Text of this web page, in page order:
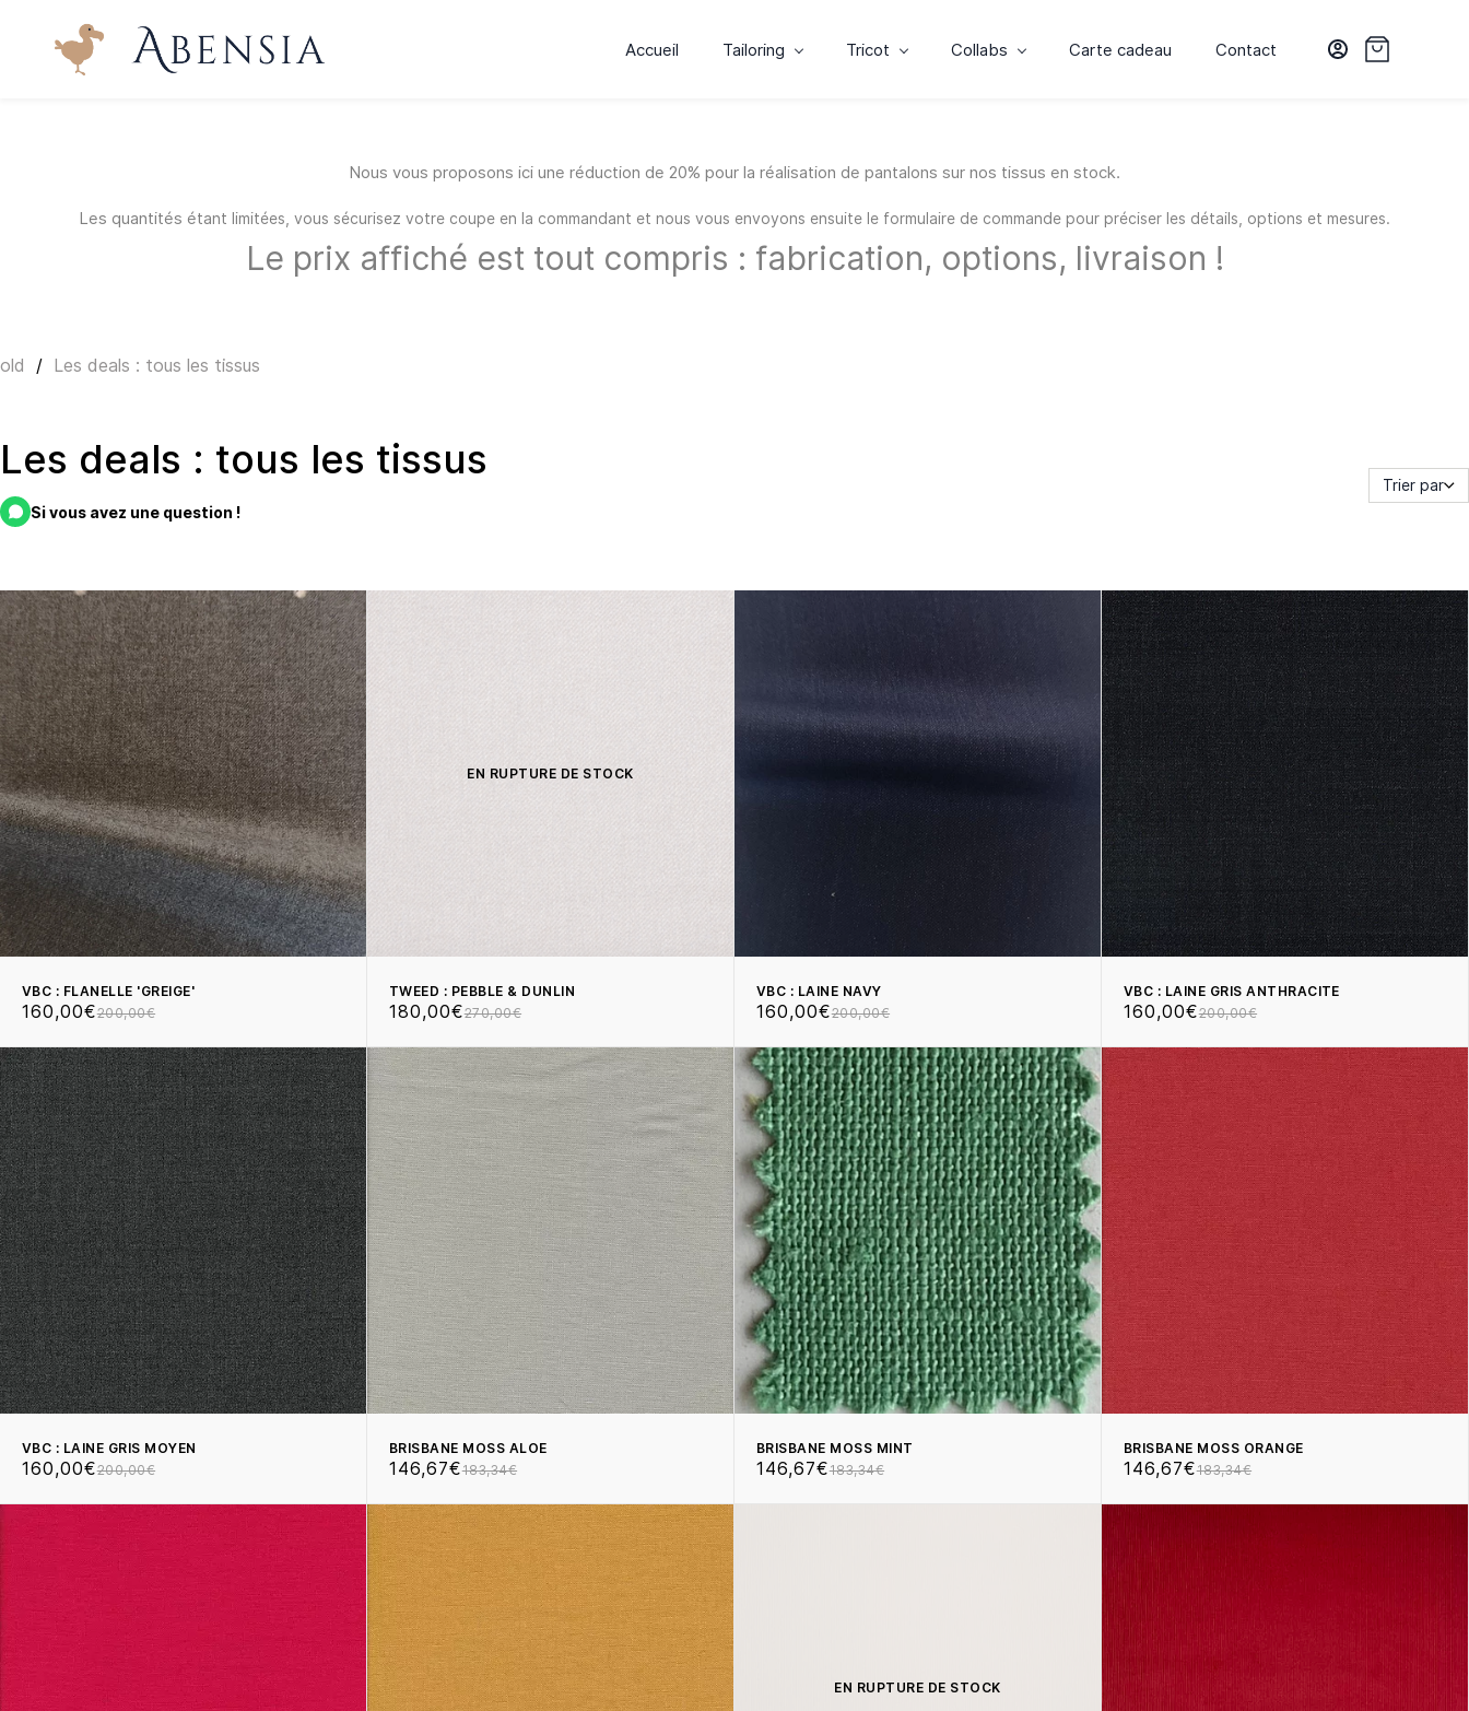
content
Accueil Tailoring Tricot Collabs Carte cadeau Contact
Nous vous proposons ici une réduction de 20% pour la réalisation de pantalons sur nos tissus en stock.
Les quantités étant limitées, vous sécurisez votre coupe en la commandant et nous vous envoyons ensuite le formulaire de commande pour préciser les détails, options et mesures.
Le prix affiché est tout compris : fabrication, options, livraison !
old / Les deals : tous les tissus
Les deals : tous les tissus
Si vous avez une question !
Trier par
VBC : FLANELLE 'GREIGE'
160,00€200,00€
EN RUPTURE DE STOCK
TWEED : PEBBLE & DUNLIN
180,00€270,00€
VBC : LAINE NAVY
160,00€200,00€
VBC : LAINE GRIS ANTHRACITE
160,00€200,00€
VBC : LAINE GRIS MOYEN
160,00€200,00€
BRISBANE MOSS ALOE
146,67€183,34€
BRISBANE MOSS MINT
146,67€183,34€
BRISBANE MOSS ORANGE
146,67€183,34€
EN RUPTURE DE STOCK